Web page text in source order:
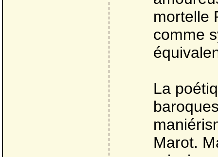
mortelle
comme
La
Marot.